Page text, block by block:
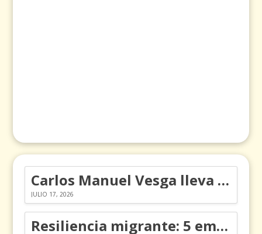
Carlos Manuel Vesga lleva el nombre de Colombia a los Emmy
JULIO 17, 2026
Resiliencia migrante: 5 emociones y cómo gestionarlas